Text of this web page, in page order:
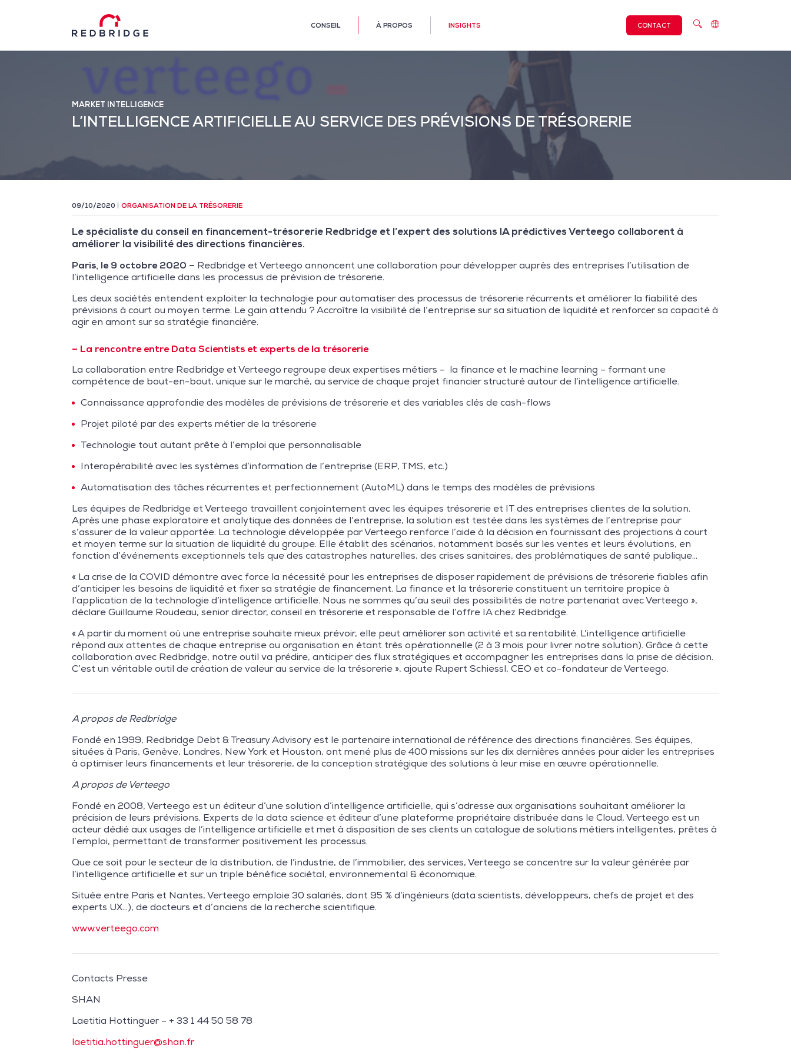
CONSEIL À PROPOS INSIGHTS CONTACT
MARKET INTELLIGENCE
L’INTELLIGENCE ARTIFICIELLE AU SERVICE DES PRÉVISIONS DE TRÉSORERIE
09/10/2020 ORGANISATION DE LA TRÉSORERIE
Le spécialiste du conseil en financement-trésorerie Redbridge et l’expert des solutions IA prédictives Verteego collaborent à
améliorer la visibilité des directions financières.
Paris, le 9 octobre 2020 – Redbridge et Verteego annoncent une collaboration pour développer auprès des entreprises l’utilisation de
l’intelligence artificielle dans les processus de prévision de trésorerie.
Les deux sociétés entendent exploiter la technologie pour automatiser des processus de trésorerie récurrents et améliorer la fiabilité des
prévisions à court ou moyen terme. Le gain attendu ? Accroître la visibilité de l’entreprise sur sa situation de liquidité et renforcer sa capacité à
agir en amont sur sa stratégie financière.
– La rencontre entre Data Scientists et experts de la trésorerie
La collaboration entre Redbridge et Verteego regroupe deux expertises métiers – la finance et le machine learning – formant une
compétence de bout-en-bout, unique sur le marché, au service de chaque projet financier structuré autour de l’intelligence artificielle.
Connaissance approfondie des modèles de prévisions de trésorerie et des variables clés de cash-flows
Projet piloté par des experts métier de la trésorerie
Technologie tout autant prête à l’emploi que personnalisable
Interopérabilité avec les systèmes d’information de l’entreprise (ERP, TMS, etc.)
Automatisation des tâches récurrentes et perfectionnement (AutoML) dans le temps des modèles de prévisions
Les équipes de Redbridge et Verteego travaillent conjointement avec les équipes trésorerie et IT des entreprises clientes de la solution.
Après une phase exploratoire et analytique des données de l’entreprise, la solution est testée dans les systèmes de l’entreprise pour
s’assurer de la valeur apportée. La technologie développée par Verteego renforce l’aide à la décision en fournissant des projections à court
et moyen terme sur la situation de liquidité du groupe. Elle établit des scénarios, notamment basés sur les ventes et leurs évolutions, en
fonction d’événements exceptionnels tels que des catastrophes naturelles, des crises sanitaires, des problématiques de santé publique…
« La crise de la COVID démontre avec force la nécessité pour les entreprises de disposer rapidement de prévisions de trésorerie fiables afin
d’anticiper les besoins de liquidité et fixer sa stratégie de financement. La finance et la trésorerie constituent un territoire propice à
l’application de la technologie d’intelligence artificielle. Nous ne sommes qu’au seuil des possibilités de notre partenariat avec Verteego »,
déclare Guillaume Roudeau, senior director, conseil en trésorerie et responsable de l’offre IA chez Redbridge.
« A partir du moment où une entreprise souhaite mieux prévoir, elle peut améliorer son activité et sa rentabilité. L’intelligence artificielle
répond aux attentes de chaque entreprise ou organisation en étant très opérationnelle (2 à 3 mois pour livrer notre solution). Grâce à cette
collaboration avec Redbridge, notre outil va prédire, anticiper des flux stratégiques et accompagner les entreprises dans la prise de décision.
C’est un véritable outil de création de valeur au service de la trésorerie », ajoute Rupert Schiessl, CEO et co-fondateur de Verteego.
A propos de Redbridge
Fondé en 1999, Redbridge Debt & Treasury Advisory est le partenaire international de référence des directions financières. Ses équipes,
situées à Paris, Genève, Londres, New York et Houston, ont mené plus de 400 missions sur les dix dernières années pour aider les entreprises
à optimiser leurs financements et leur trésorerie, de la conception stratégique des solutions à leur mise en œuvre opérationnelle.
A propos de Verteego
Fondé en 2008, Verteego est un éditeur d’une solution d’intelligence artificielle, qui s’adresse aux organisations souhaitant améliorer la
précision de leurs prévisions. Experts de la data science et éditeur d’une plateforme propriétaire distribuée dans le Cloud, Verteego est un
acteur dédié aux usages de l’intelligence artificielle et met à disposition de ses clients un catalogue de solutions métiers intelligentes, prêtes à
l’emploi, permettant de transformer positivement les processus.
Que ce soit pour le secteur de la distribution, de l’industrie, de l’immobilier, des services, Verteego se concentre sur la valeur générée par
l’intelligence artificielle et sur un triple bénéfice sociétal, environnemental & économique.
Située entre Paris et Nantes, Verteego emploie 30 salariés, dont 95 % d’ingénieurs (data scientists, développeurs, chefs de projet et des
experts UX…), de docteurs et d’anciens de la recherche scientifique.
www.verteego.com
Contacts Presse
SHAN
Laetitia Hottinguer – + 33 1 44 50 58 78
laetitia.hottinguer@shan.fr